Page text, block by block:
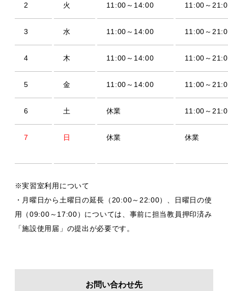
2 火 11:00～14:00 11:00～
3 水 11:00～14:00 11:00～
4 木 11:00～14:00 11:00～
5 金 11:00～14:00 11:00～
6 土 休業 11:00～
7 日 休業 休業
※実習室利用について
・月曜日から土曜日の延長（20:00～22:00）、日曜日の使
用（09:00～17:00）については、事前に担当教員押印済み
「施設使用届」の提出が必要です。
お問い合わせ先